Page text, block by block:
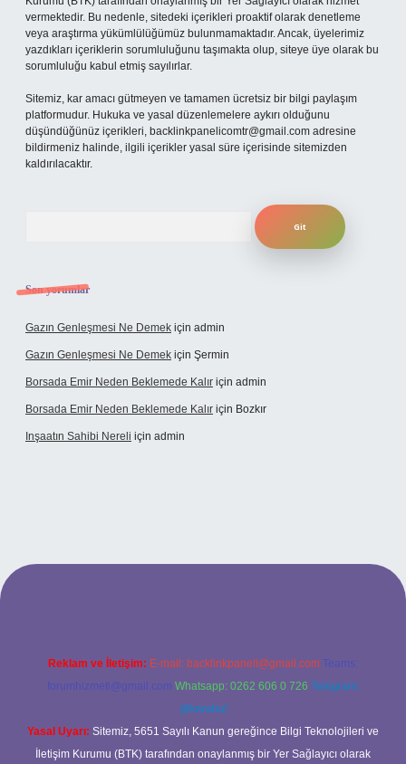
vermektedir. Bu nedenle, sitedeki içerikleri proaktif olarak denetleme
veya araştırma yükümlülüğümüz bulunmamaktadır. Ancak, üyelerimiz
yazdıkları içeriklerin sorumluluğunu taşımakta olup, siteye üye olarak bu
sorumluluğu kabul etmiş sayılırlar.
Sitemiz, kar amacı gütmeyen ve tamamen ücretsiz bir bilgi paylaşım
platformudur. Hukuka ve yasal düzenlemelere aykırı olduğunu
düşündüğünüz içerikleri, backlinkpanelicomtr@gmail.com adresine
bildirmeniz halinde, ilgili içerikler yasal süre içerisinde sitemizden
kaldırılacaktır.
Son yorumlar
Gazın Genleşmesi Ne Demek için admin
Gazın Genleşmesi Ne Demek için Şermin
Borsada Emir Neden Beklemede Kalır için admin
Borsada Emir Neden Beklemede Kalır için Bozkır
Inşaatın Sahibi Nereli için admin
Reklam ve İletişim: E-mail: backlinkpaneli@gmail.com Teams:
forumhizmeti@gmail.com Whatsapp: 0262 606 0 726 Telegram:
@karabul
Yasal Uyarı: Sitemiz, 5651 Sayılı Kanun gereğince Bilgi Teknolojileri ve
İletişim Kurumu (BTK) tarafından onaylanmış bir Yer Sağlayıcı olarak